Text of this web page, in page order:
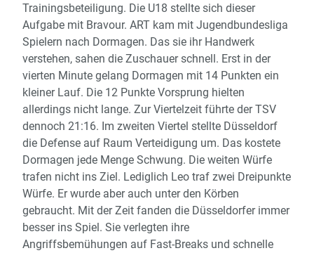
Trainingsbeteiligung. Die U18 stellte sich dieser
Aufgabe mit Bravour. ART kam mit Jugendbundesliga
Spielern nach Dormagen. Das sie ihr Handwerk
verstehen, sahen die Zuschauer schnell. Erst in der
vierten Minute gelang Dormagen mit 14 Punkten ein
kleiner Lauf. Die 12 Punkte Vorsprung hielten
allerdings nicht lange. Zur Viertelzeit führte der TSV
dennoch 21:16. Im zweiten Viertel stellte Düsseldorf
die Defense auf Raum Verteidigung um. Das kostete
Dormagen jede Menge Schwung. Die weiten Würfe
trafen nicht ins Ziel. Lediglich Leo traf zwei Dreipunkte
Würfe. Er wurde aber auch unter den Körben
gebraucht. Mit der Zeit fanden die Düsseldorfer immer
besser ins Spiel. Sie verlegten ihre
Angriffsbemühungen auf Fast-Breaks und schnelle